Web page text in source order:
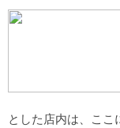
とした店内は、こ